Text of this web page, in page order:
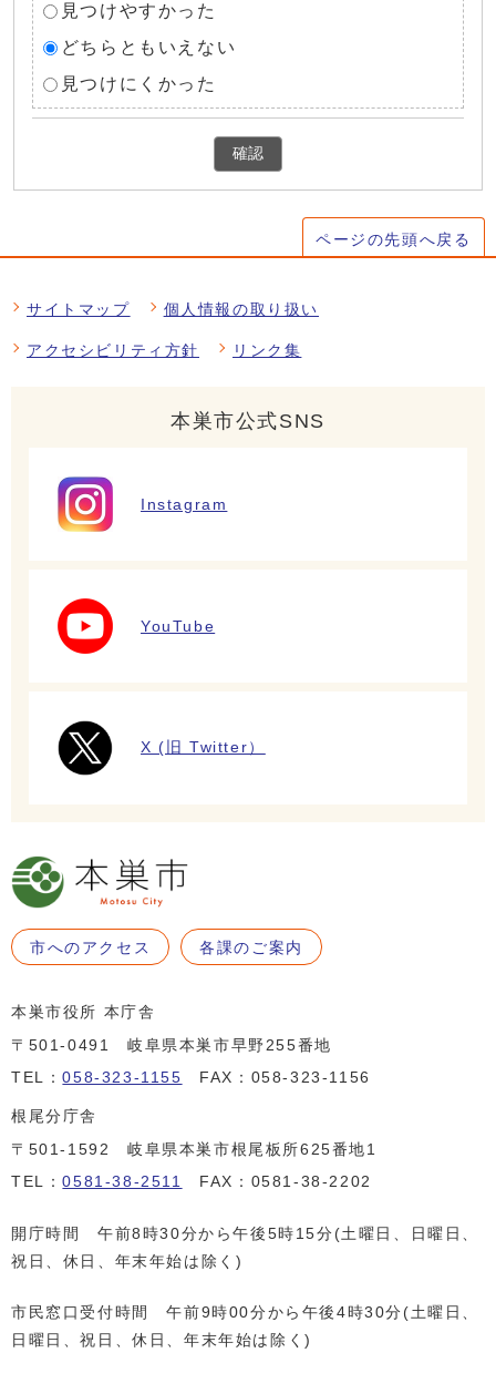
見つけやすかった
どちらともいえない
見つけにくかった
確認
ページの先頭へ戻る
サイトマップ 個人情報の取り扱い
アクセシビリティ方針 リンク集
本巣市公式SNS
Instagram
YouTube
X (旧 Twitter）
市へのアクセス 各課のご案内
本巣市役所 本庁舎
〒501-0491 岐阜県本巣市早野255番地
TEL：058-323-1155 FAX：058-323-1156
根尾分庁舎
〒501-1592 岐阜県本巣市根尾板所625番地1
TEL：0581-38-2511 FAX：0581-38-2202
開庁時間 午前8時30分から午後5時15分(土曜日、日曜日、
祝日、休日、年末年始は除く)
市民窓口受付時間 午前9時00分から午後4時30分(土曜日、
日曜日、祝日、休日、年末年始は除く)